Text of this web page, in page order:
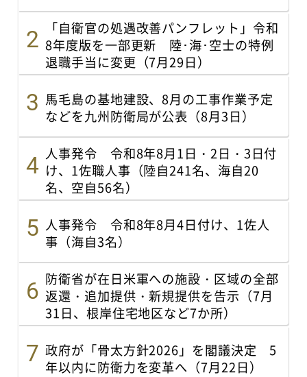
「自衛官の処遇改善パンフレット」令和
8年度版を一部更新 陸･海･空士の特例
退職手当に変更（7月29日）
馬毛島の基地建設、8月の工事作業予定
などを九州防衛局が公表（8月3日）
人事発令 令和8年8月1日・2日・3日付
け、1佐職人事（陸自241名、海自20
名、空自56名）
人事発令 令和8年8月4日付け、1佐人
事（海自3名）
防衛省が在日米軍への施設・区域の全部
返還・追加提供・新規提供を告示（7月
31日、根岸住宅地区など7か所）
政府が「骨太方針2026」を閣議決定 5
年以内に防衛力を変革へ（7月22日）